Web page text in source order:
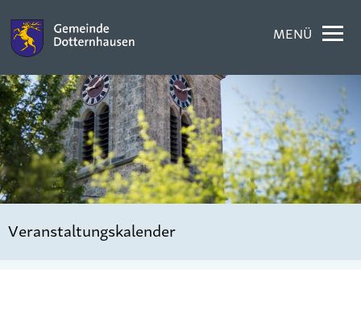
MENÜ
Veranstaltungskalender